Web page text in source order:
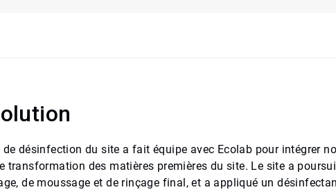
de désinfection du site a fait équipe avec Ecolab pour intégrer
transformation des matières premières du site. Le site a
de moussage et de rinçage final, et a appliqué un